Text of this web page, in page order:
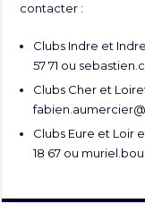
contacter :
Clubs Indre et
57 71 ou
Clubs Cher et
Clubs Eure et Loir
18 67 ou